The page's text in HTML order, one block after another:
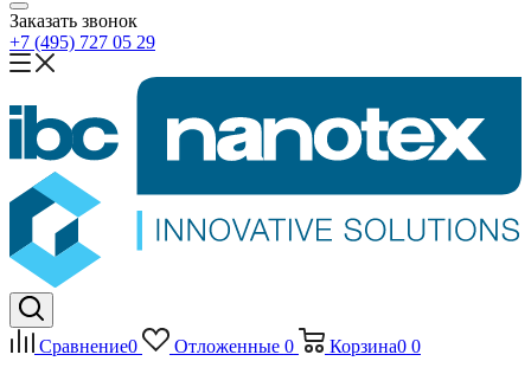
Заказать звонок
+7 (495) 727 05 29
Сравнение0 Отложенные 0 Корзина0 0